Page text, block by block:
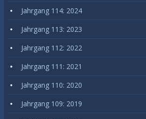
Jahrgang 114: 2024
Jahrgang 113: 2023
Jahrgang 112: 2022
Jahrgang 111: 2021
Jahrgang 110: 2020
Jahrgang 109: 2019